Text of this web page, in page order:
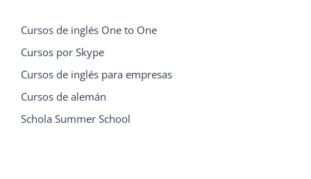
Cursos de inglés One to One
Cursos por Skype
Cursos de inglés para empresas
Cursos de alemán
Schola Summer School